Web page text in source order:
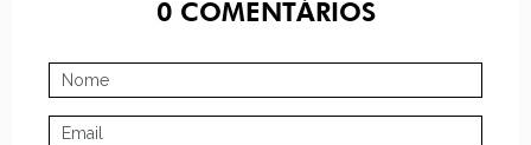
0COMENTÁRIOS